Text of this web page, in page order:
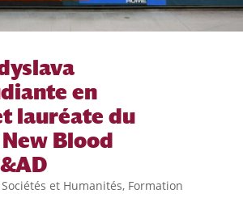
en
lauréate du
Blood
et Humanités, Formation